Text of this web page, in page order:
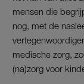
mensen die
nog, met de
medische zorg,
(na)zorg voor